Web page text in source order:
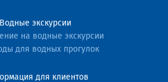
Водные экскурсии
на водные экскурсии
для водных прогулок
для клиентов